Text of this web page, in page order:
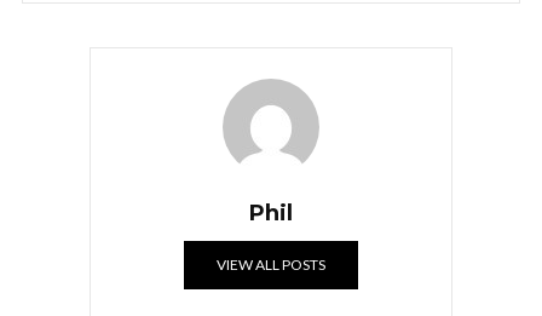
Phil
VIEW ALL POSTS